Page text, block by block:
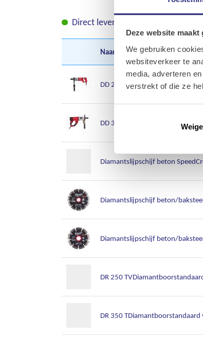
Deze website
We gebruiken
websiteverkeer te
media, adverteren
verstrekt of die ze
Direct leverbaar
Naam A-Z
DD 2-160
DD 3-152 Diamantboormachine
Diamantslijpschijf beton
Diamantslijpschijf beton/
Diamantslijpschijf beton/
DR 250
DR 350